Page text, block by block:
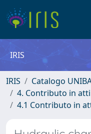
IRIS
IRIS
Catalogo
4. Contributo in
4.1 Contributo in